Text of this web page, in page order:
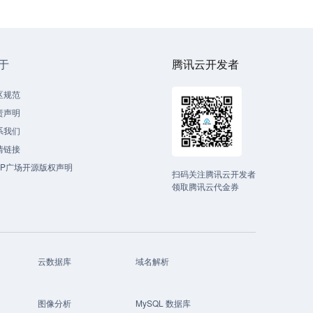
规范
声明
我们
链接
广场开源版权声明
腾讯云开发者
扫码关注腾讯云开发者
领取腾讯云代金券
云数据库 域名解析
图像分析 MySQL 数据库